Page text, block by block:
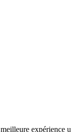
expérience